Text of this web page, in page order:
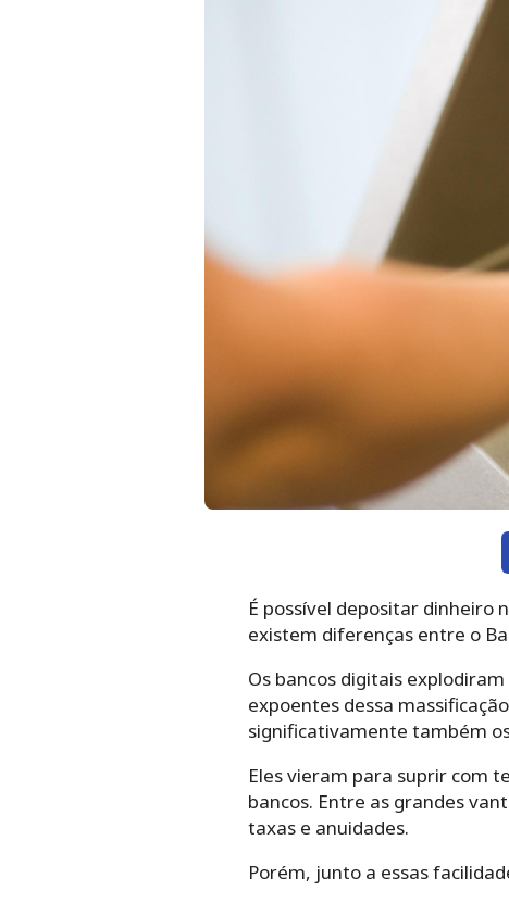
É possível depositar dinheiro
existem diferenças entre o
Os bancos digitais
expoentes dessa
significativamente também
Eles vieram para suprir com
bancos. Entre as grandes
taxas e anuidades.
Porém, junto a essas